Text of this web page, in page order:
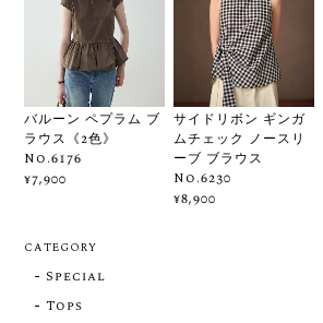
バルーン ペプラム ブ
ラウス《2色》
No.6176
¥7,900
サイドリボン ギンガ
ムチェック ノースリ
ーブ ブラウス
No.6230
¥8,900
CATEGORY
Special
Tops